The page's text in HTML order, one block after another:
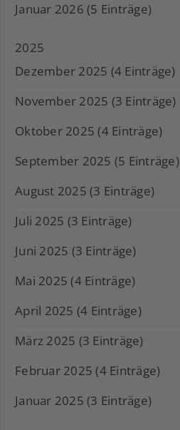
Januar 2026 (5 Einträge)
2025
Dezember 2025 (4 Einträge)
November 2025 (3 Einträge)
Oktober 2025 (4 Einträge)
September 2025 (5 Einträge)
August 2025 (3 Einträge)
Juli 2025 (3 Einträge)
Juni 2025 (3 Einträge)
Mai 2025 (4 Einträge)
April 2025 (4 Einträge)
März 2025 (3 Einträge)
Februar 2025 (4 Einträge)
Januar 2025 (3 Einträge)